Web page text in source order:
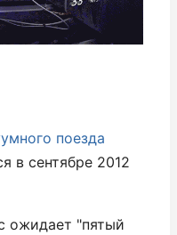
поезда
в сентябре 2012
ожидает "пятый